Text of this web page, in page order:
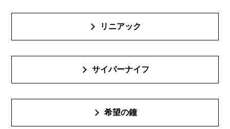
リニアック
サイバーナイフ
希望の鐘